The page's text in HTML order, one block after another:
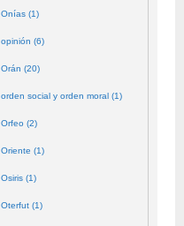
Onías (1)
opinión (6)
Orán (20)
orden social y orden moral (1)
Orfeo (2)
Oriente (1)
Osiris (1)
Oterfut (1)